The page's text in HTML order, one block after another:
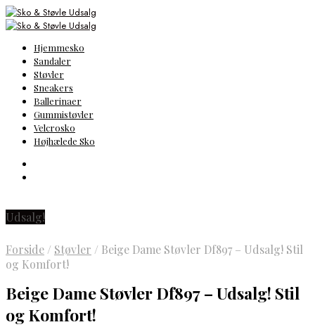
Hjemmesko
Sandaler
Støvler
Sneakers
Ballerinaer
Gummistøvler
Velcrosko
Højhælede Sko
Udsalg!
Forside / Støvler / Beige Dame Støvler Df897 – Udsalg! Stil
og Komfort!
Beige Dame Støvler Df897 – Udsalg! Stil
og Komfort!